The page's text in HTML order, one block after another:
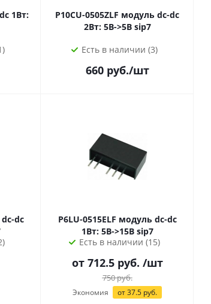
P10CU-0505ZLF модуль dc-dc
2Вт: 5В->5В sip7
Есть в наличии (3)
660руб./шт
P6LU-0515ELF модуль dc-dc
1Вт: 5В->15В sip7
Есть в наличии (15)
от 712.5 руб. /шт
750руб.
Экономия от 37.5 руб.